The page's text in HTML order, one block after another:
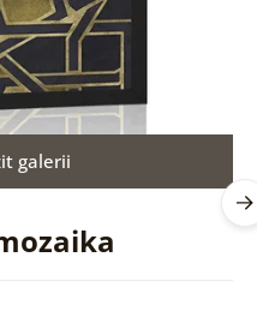
galerii